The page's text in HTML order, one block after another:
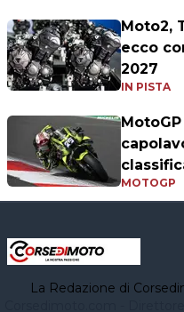
Moto2,
ecco
2027
IN PISTA
MOTOGP
La Redazione di